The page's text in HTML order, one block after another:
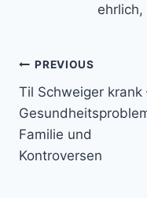
Post
navigation
PREVIOUS
Til Schweiger krank
Familie und
Kontroversen